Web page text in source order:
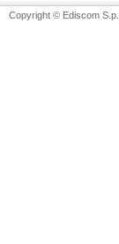
Copyright © Ediscom